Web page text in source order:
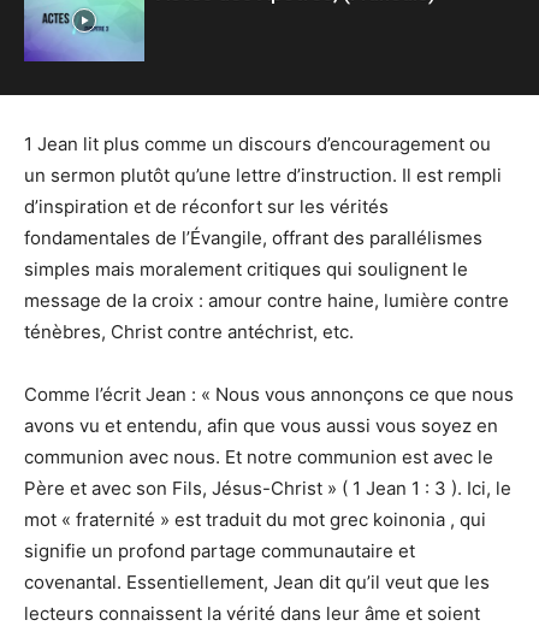
1 Jean lit plus comme un discours d’encouragement ou
un sermon plutôt qu’une lettre d’instruction. Il est rempli
d’inspiration et de réconfort sur les vérités
fondamentales de l’Évangile, offrant des parallélismes
simples mais moralement critiques qui soulignent le
message de la croix : amour contre haine, lumière contre
ténèbres, Christ contre antéchrist, etc.
Comme l’écrit Jean : « Nous vous annonçons ce que nous
avons vu et entendu, afin que vous aussi vous soyez en
communion avec nous. Et notre communion est avec le
Père et avec son Fils, Jésus-Christ » ( 1 Jean 1 : 3 ). Ici, le
mot « fraternité » est traduit du mot grec koinonia , qui
signifie un profond partage communautaire et
covenantal. Essentiellement, Jean dit qu’il veut que les
lecteurs connaissent la vérité dans leur âme et soient